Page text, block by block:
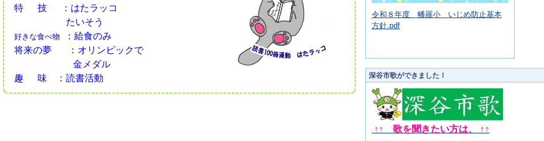
特 技 ：はたラッコ
たいそう
好きな食べ物
：給食のみ
将来の夢
：オリンピックで
金メダル
趣 味 ：読書活動
令和８年度 幡羅小 いじめ防止基本
方針.pdf
深谷市歌ができました！
↑↑ 歌を聞きたい方は、 ↑ ↑